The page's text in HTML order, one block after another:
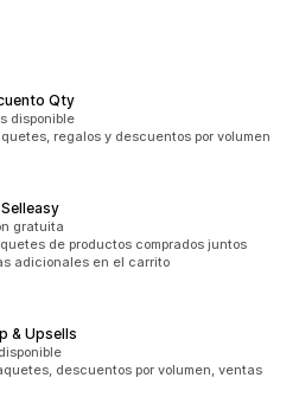
Qty
disponible
regalos y descuentos por volumen
gratuita
de productos comprados juntos
adicionales en el carrito
& Upsells
descuentos por volumen, ventas